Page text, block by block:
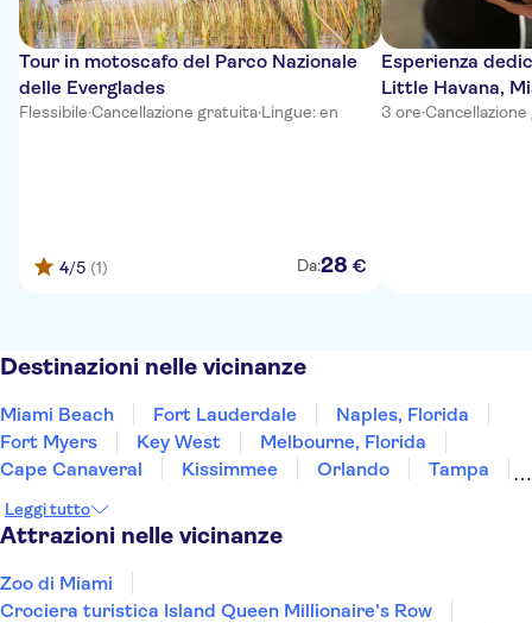
Tour in motoscafo del Parco Nazionale
delle Everglades
Flessibile·Cancellazione gratuita·Lingue: en
4/5 (1) Da:28 €
Esperienza
Little Havana,
3 ore·
Destinazioni nelle vicinanze
Miami Beach Fort Lauderdale
Naples, Florida
Fort Myers
Key West
Melbourne, Florida
Cape Canaveral
Kissimmee Orlando
Tampa
Savannah
Panama City Beach
Leggi tutto
Attrazioni nelle vicinanze
Zoo di Miami
Crociera turistica Island Queen Millionaire's Row